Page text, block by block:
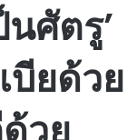
ศัตรู’
บียด้วย